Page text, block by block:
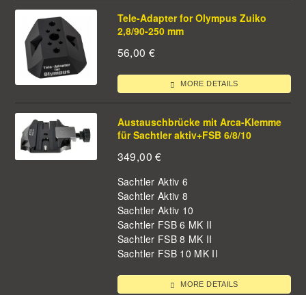
Tele-Adapter for Olympus Zuiko
2,8/90-250 mm
56,00 €
MORE DETAILS
Austauschbrücke mit Arca-Klemme
für Sachtler aktiv+FSB 6/8/10
349,00 €
Sachtler Aktiv 6
Sachtler Aktiv 8
Sachtler Aktiv 10
Sachtler FSB 6 MK II
Sachtler FSB 8 MK II
Sachtler FSB 10 MK II
MORE DETAILS